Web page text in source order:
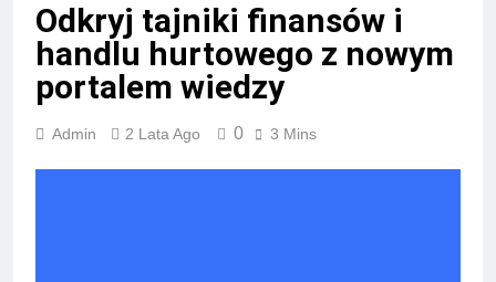
Odkryj tajniki finansów i
handlu hurtowego z nowym
portalem wiedzy
Admin 2 Lata Ago 0 3 Mins